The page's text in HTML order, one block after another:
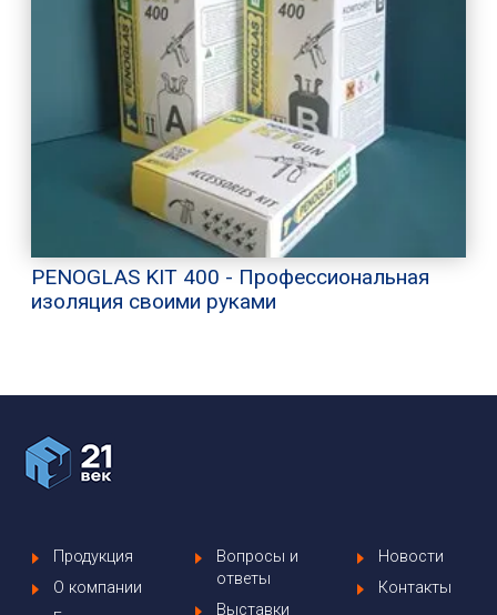
PENOGLAS KIT 400 - Профессиональная
изоляция своими руками
Продукция
О компании
Вопросы и
ответы
Выставки
Новости
Контакты